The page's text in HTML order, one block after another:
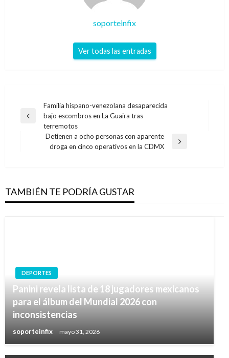
soporteinfix
Ver todas las entradas
Navegación
de
entradas
Entrada
Familia hispano-venezolana desaparecida
bajo escombros en La Guaira tras
terremotos
Entrada
Detienen a ocho personas con aparente
droga en cinco operativos en la CDMX
TAMBIÉN TE PODRÍA GUSTAR
DEPORTES
Panini revela lista de 18 jugadores mexicanos
para el álbum del Mundial 2026 con
inconsistencias
soporteinfix mayo 31, 2026